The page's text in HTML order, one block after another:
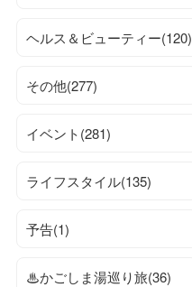
ヘルス＆ビューティー(120)
その他(277)
イベント(281)
ライフスタイル(135)
予告(1)
♨かごしま湯巡り旅(36)